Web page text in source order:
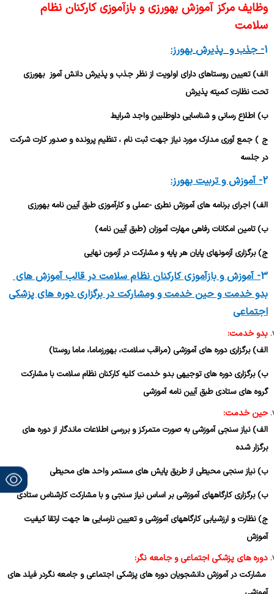
وظایفمرکز آموزش بهورزی و بازآموزی کارکنان نظام
سلامت
1- جذب و پذیرش بهورز:
الف) تعیین روستاهای دارای اولویت از نظر جذب و پذیرش دانش آموز بهورزی
تحت نظارت کمیته پذیرش
ب) اطلاع رسانی و شناسایی داوطلبین واجد شرایط
ج ) جمع آوری مدارک مورد نیاز جهت ثبت نام ، تنظیم پرونده و صدور کارت شرکت
در جلسه
2- آموزش و تربیت بهورز:
الف) اجرای برنامه های آموزش نطری -عملی و کارآموزی طبق آیین نامه بهورزی
ب) تامین امکانات رفاهی مهارت آموزان (طبق آیین نامه)
ج) برگزاری آزمونهای پایان هر پایه و مشارکت در آزمون نهایی
3- آموزش و بازآموزی کارکنان نظام سلامت در قالب آموزش های
بدو خدمت و حین خدمت و ومشارکت در برگزاری دوره های پزشکی
اجتماعی
بدو خدمت:
الف) برگزاری دوره های آموزشی (مراقب سلامت، بهورزماما، ماما روستا)
ب) برگزاری دوره های توجیهی بدو خدمت کلیه کارکنان نظام سلامت با مشارکت
گروه های ستادی طبق آیین نامه آموزشی
حین خدمت:
الف) نیاز سنجی آموزشی به صورت متمرکز و بررسی اطلاعات ماندگار از دوره های
برگزار شده
ب) نیاز سنجی محیطی از طریق پایش های مستمر واحد های محیطی
ب) برگزاری کارگاههای آموزشی بر اساس نیاز سنجی و با مشارکت کارشناس ستادی
ج) نظارت و ارزشیابی کارگاههای آموزشی و تعیین نارسایی ها جهت ارتقا کیفیت
آموزش
دوره های پزشکی اجتماعی و جامعه نگر:
مشارکت در آموزش دانشجویان دوره های پزشکی اجتماعی و جامعه نگردر فیلد های